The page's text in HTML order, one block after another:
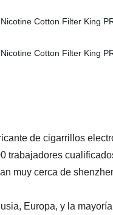
de cigarrillos
trabajadores
muy cerca de
Europa, y la